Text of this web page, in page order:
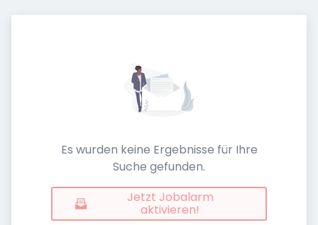
Es wurden keine Ergebnisse für Ihre
Suche gefunden.
Jetzt Jobalarm
aktivieren!